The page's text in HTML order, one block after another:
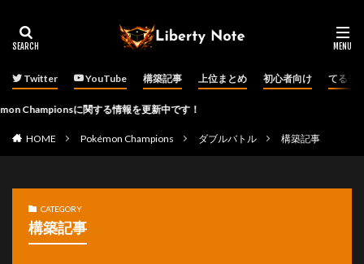
Twitter YouTube 構築記事 上位まとめ 初心者向け てるチ
に関する情報を更新中です！
HOME Pokémon Champions ダブルバトル 構築記事
CATEGORY
構築記事